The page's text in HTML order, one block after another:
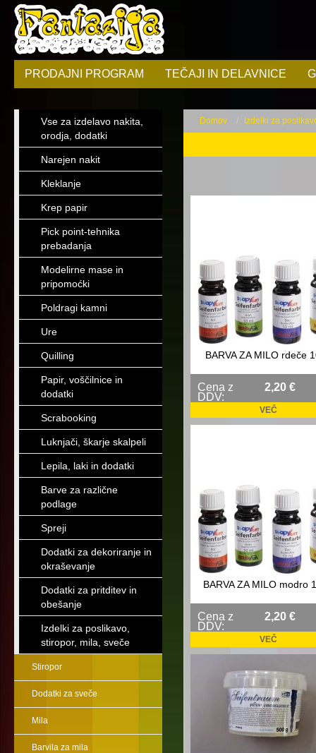
PRODAJNI PROGRAM TEČAJI IN DELAVNICE
Vse za izdelavo nakita,
orodja, dodatki
Narejen nakit
Kleklanje
Krep papir
Pick point-tehnika
prebadanja
Modelirne mase in
pripomoćki
Poldragi kamni
Ure
Quilling
Papir, voščilnice in
dodatki
Scrabooking
Luknjači, škarje skalpeli
Lepila, laki in dodatki
Barve za različne
podlage
Spreji
Dodatki za dekoriranje in
okraševanje
Dodatki za pritditev in
obešanje
Izdelki za poslikavo,
stiropor, mila, sveče
Stiropor
Dodatki za sveče
Mila
Barvila za mila
Domov Izdelki za
BARVA ZA MILO rdeče
Cena z
DDV:
2,20 €
VEČ
BARVA ZA MILO modro
Cena z
DDV:
2,20 €
VEČ